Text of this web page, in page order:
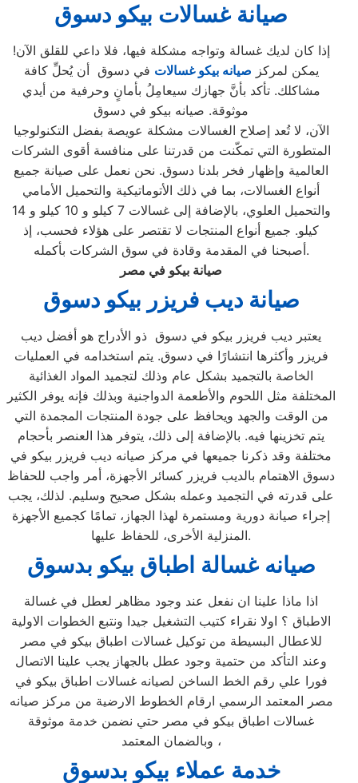
صيانة غسالات بيكو دسوق
إذا كان لديك غسالة وتواجه مشكلة فيها، فلا داعي للقلق الآن!
يمكن لمركز صيانه بيكو غسالات في دسوق أن يُحلِّ كافة
مشاكلك. تأكد بأنَّ جهازك سيعامِلُ بأمانٍ وحرفية من أيدي
موثوقة. صيانه بيكو في دسوق
الآن، لا تُعد إصلاح الغسالات مشكلة عويصة بفضل التكنولوجيا
المتطورة التي تمكّنت من قدرتنا على منافسة أقوى الشركات
العالمية وإظهار فخر بلدنا دسوق. نحن نعمل على صيانة جميع
أنواع الغسالات، بما في ذلك الأتوماتيكية والتحميل الأمامي
والتحميل العلوي، بالإضافة إلى غسالات 7 كيلو و 10 كيلو و 14
كيلو. جميع أنواع المنتجات لا تقتصر على هؤلاء فحسب، إذ
أصبحنا في المقدمة وقادة في سوق الشركات بأكمله.
صيانة بيكو في مصر
صيانة ديب فريزر بيكو دسوق
يعتبر ديب فريزر بيكو في دسوق ذو الأدراج هو أفضل ديب
فريزر وأكثرها انتشارًا في دسوق. يتم استخدامه في العمليات
الخاصة بالتجميد بشكل عام وذلك لتجميد المواد الغذائية
المختلفة مثل اللحوم والأطعمة الدواجنية وبذلك فإنه يوفر الكثير
من الوقت والجهد ويحافظ على جودة المنتجات المجمدة التي
يتم تخزينها فيه. بالإضافة إلى ذلك، يتوفر هذا العنصر بأحجام
مختلفة وقد ذكرنا جميعها في مركز صيانه ديب فريزر بيكو في
دسوق الاهتمام بالديب فريزر كسائر الأجهزة، أمر واجب للحفاظ
على قدرته في التجميد وعمله بشكل صحيح وسليم. لذلك، يجب
إجراء صيانة دورية ومستمرة لهذا الجهاز، تمامًا كجميع الأجهزة
المنزلية الأخرى، للحفاظ عليها.
صيانه غسالة اطباق بيكو بدسوق
اذا ماذا علينا ان نفعل عند وجود مظاهر لعطل في غسالة
الاطباق ؟ اولا نقراء كتيب التشغيل جيدا ونتبع الخطوات الاولية
للاعطال البسيطة من توكيل غسالات اطباق بيكو في مصر
وعند التأكد من حتمية وجود عطل بالجهاز يجب علينا الاتصال
فورا علي رقم الخط الساخن لصيانه غسالات اطباق بيكو في
مصر المعتمد الرسمي ارقام الخطوط الارضية من مركز صيانه
غسالات اطباق بيكو في مصر حتي نضمن خدمة موثوقة
وبالضمان المعتمد ،
خدمة عملاء بيكو بدسوق